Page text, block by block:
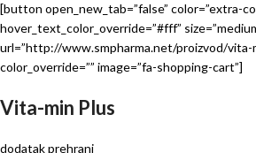
[button open_new_tab=”false” color=”extra-
hover_text_color_override=”#fff”
url=”http://www.smpharma.net/proizvod/vita-
color_override=”” image=”fa-shopping-cart”]
Vita-min Plus
dodatak prehrani